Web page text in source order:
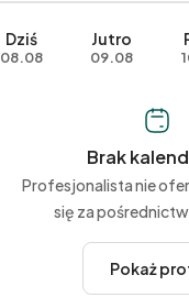
Dziś
08.08
Jutro
09.08
Brak
Profesjonalista nie
się za
Pokaż